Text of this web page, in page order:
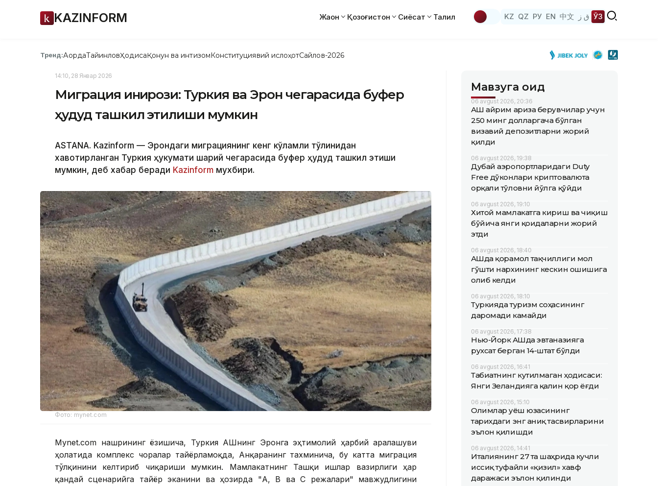
KAZINFORM Жаҳон Қозоғистон Сиёсат Таҳлил KZ QZ РУ EN 中文 ق ز ЎЗ
Тренд:АқордаТайинловҲодисаҚонун ва интизомКонституциявий ислоҳотСайлов-2026
14:10, 28 Январ 2026
Миграция инқирози: Туркия ва Эрон чегарасида буфер
ҳудуд ташкил этилиши мумкин
АSTANА. Kazinform — Эрондаги миграциянинг кенг кўламли тўлқинидан
хавотирланган Туркия ҳукумати шарқий чегарасида буфер ҳудуд ташкил этиши
мумкин, деб хабар беради Kazinform мухбири.
Фото: mynet.com
Mynet.com нашрининг ёзишича, Туркия АҚШнинг Эронга эҳтимолий ҳарбий аралашуви
ҳолатида комплекс чоралар тайёрламоқда, Анқаранинг тахминича, бу катта миграция
тўлқинини келтириб чиқариши мумкин. Мамлакатнинг Ташқи ишлар вазирлиги ҳар
қандай сценарийга тайёр эканини ва ҳозирда "А, В ва С режалари" мавжудлигини
Мавзуга оид
06 avgust 2026, 20:36
АҚШ айрим ариза берувчилар учун
250 минг долларгача бўлган
визавий депозитларни жорий
қилди
06 avgust 2026, 19:38
Дубай аэропортларидаги Duty
Free дўконлари криптовалюта
орқали тўловни йўлга қўйди
06 avgust 2026, 19:10
Хитой мамлакатга кириш ва чиқиш
бўйича янги қоидаларни жорий
этди
06 avgust 2026, 18:40
АҚШда қорамол тақчиллиги мол
гўшти нархининг кескин ошишига
олиб келди
06 avgust 2026, 18:10
Туркияда туризм соҳасининг
даромади камайди
06 avgust 2026, 17:38
Нью-Йорк АҚШда эвтаназияга
рухсат берган 14-штат бўлди
06 avgust 2026, 16:41
Табиатнинг кутилмаган ҳодисаси:
Янги Зеландияга қалин қор ёғди
06 avgust 2026, 15:10
Олимлар Қуёш юзасининг
тарихдаги энг аниқ тасвирларини
эълон қилишди
06 avgust 2026, 14:41
Италиянинг 27 та шаҳрида кучли
иссиқ туфайли «қизил» хавф
даражаси эълон қилинди